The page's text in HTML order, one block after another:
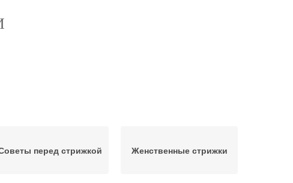
перед стрижкой Женственные стрижки